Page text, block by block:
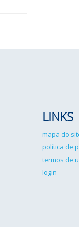
LINKS
mapa do
política de
termos de
login